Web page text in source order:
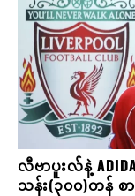
လီဗာပူးလ်နဲ့
သန်း(၃၀၀)တန် စ